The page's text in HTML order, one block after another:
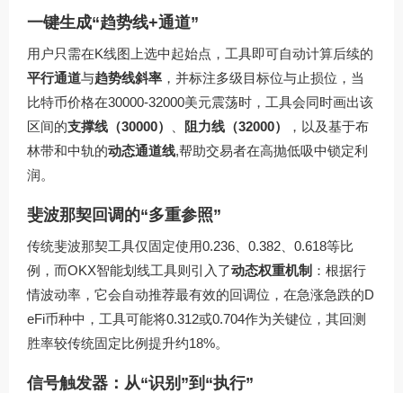
一键生成“趋势线+通道”
用户只需在K线图上选中起始点，工具即可自动计算后续的
平行通道与趋势线斜率 ，并标注多级目标位与止损位，当
比特币价格在30000-32000美元震荡时，工具会同时画出该
区间的支撑线（30000） 阻力线（32000）
，以及基于布
林带和中轨的动态通道线,帮助交易者在高抛低吸中锁定利
润。
斐波那契回调的“多重参照”
传统斐波那契工具仅固定使用0.236、0.382、0.618等比
例，而OKX智能划线工具则引入了动态权重机制 ：根据行
情波动率，它会自动推荐最有效的回调位，在急涨急跌的D
eFi币种中，工具可能将0.312或0.704作为关键位，其回测
胜率较传统固定比例提升约18%。
信号触发器：从“识别”到“执行”